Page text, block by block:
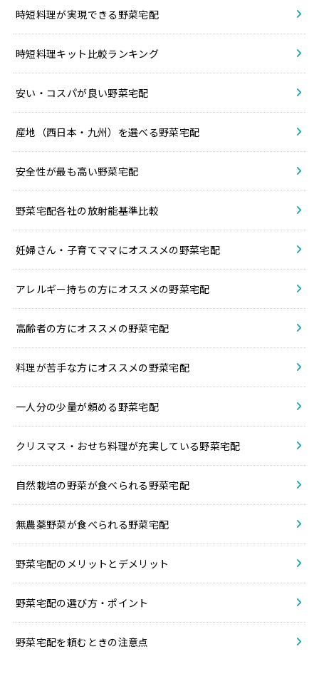
時短料理が実現できる野菜宅配
時短料理キット比較ランキング
安い・コスパが良い野菜宅配
産地（西日本・九州）を選べる野菜宅配
安全性が最も高い野菜宅配
野菜宅配各社の放射能基準比較
妊婦さん・子育てママにオススメの野菜宅配
アレルギー持ちの方にオススメの野菜宅配
高齢者の方にオススメの野菜宅配
料理が苦手な方にオススメの野菜宅配
一人分の少量が頼める野菜宅配
クリスマス・おせち料理が充実している野菜宅配
自然栽培の野菜が食べられる野菜宅配
無農薬野菜が食べられる野菜宅配
野菜宅配のメリットとデメリット
野菜宅配の選び方・ポイント
野菜宅配を頼むときの注意点